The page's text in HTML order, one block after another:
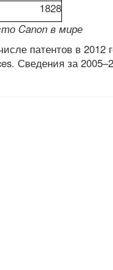
1828
Canon в мире
патентов в 2012
Сведения за